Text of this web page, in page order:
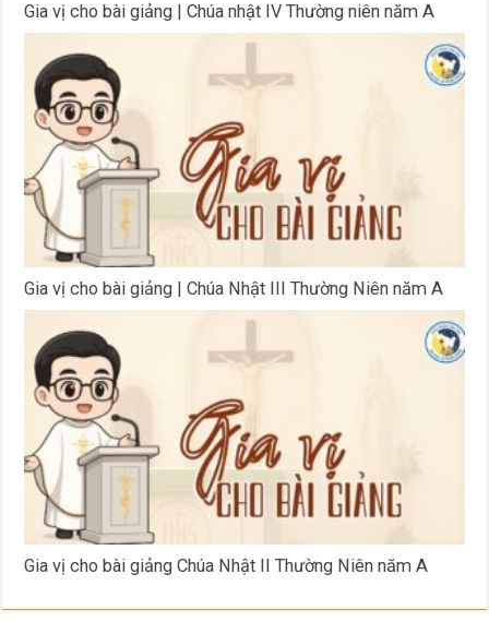
Gia vị cho bài giảng | Chúa nhật IV Thường niên năm A
Gia vị cho bài giảng | Chúa Nhật III Thường Niên năm A
Gia vị cho bài giảng Chúa Nhật II Thường Niên năm A